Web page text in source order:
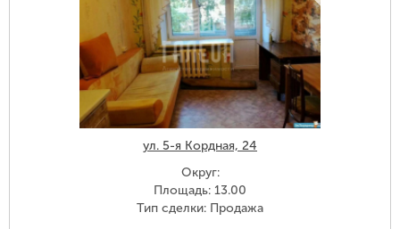
ул. 5-я Кордная, 24
Округ:
Площадь: 13.00
Тип сделки: Продажа